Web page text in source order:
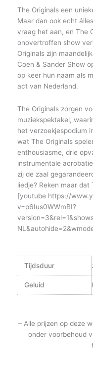
The Originals een
Maar dan ook echt
vraag het aan, en The
onovertroffen show
Originals zijn
Coen & Sander Show
op keer hun naam als
act van Nederland.
The Originals zorgen
muziekspektakel,
het verzoekjespodium
wat The Originals
enthousiasme, drie
instrumentale
zij de zaal
liedje? Reken maar dat
[youtube https://
v=p6Ius0WWmBI?
Tijdsduur
Geluid
– Alle prijzen op deze
onder voorbehoud